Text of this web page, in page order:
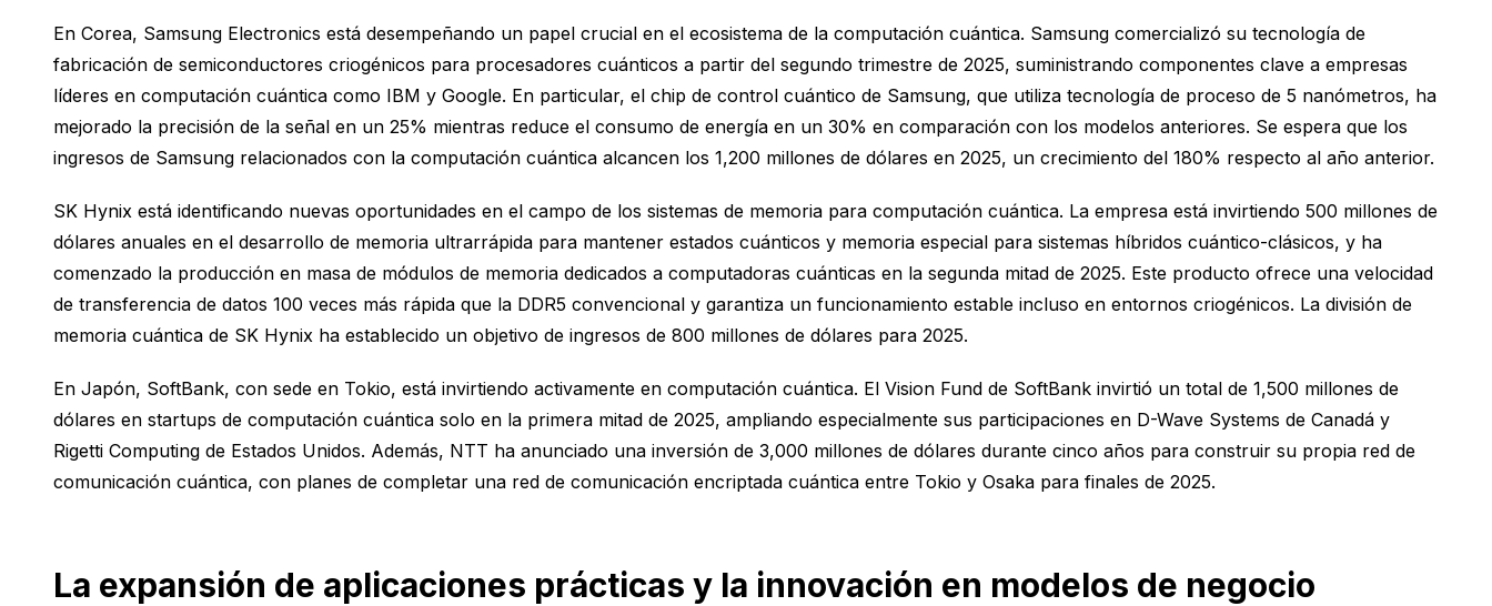
En Corea, Samsung Electronics está desempeñando un papel crucial en el ecosistema de la computación cuántica. Samsung comercializó su tecnología de
fabricación de semiconductores criogénicos para procesadores cuánticos a partir del segundo trimestre de 2025, suministrando componentes clave a empresas
líderes en computación cuántica como IBM y Google. En particular, el chip de control cuántico de Samsung, que utiliza tecnología de proceso de 5 nanómetros, ha
mejorado la precisión de la señal en un 25% mientras reduce el consumo de energía en un 30% en comparación con los modelos anteriores. Se espera que los
ingresos de Samsung relacionados con la computación cuántica alcancen los 1,200 millones de dólares en 2025, un crecimiento del 180% respecto al año anterior.
SK Hynix está identificando nuevas oportunidades en el campo de los sistemas de memoria para computación cuántica. La empresa está invirtiendo 500 millones de
dólares anuales en el desarrollo de memoria ultrarrápida para mantener estados cuánticos y memoria especial para sistemas híbridos cuántico-clásicos, y ha
comenzado la producción en masa de módulos de memoria dedicados a computadoras cuánticas en la segunda mitad de 2025. Este producto ofrece una velocidad
de transferencia de datos 100 veces más rápida que la DDR5 convencional y garantiza un funcionamiento estable incluso en entornos criogénicos. La división de
memoria cuántica de SK Hynix ha establecido un objetivo de ingresos de 800 millones de dólares para 2025.
En Japón, SoftBank, con sede en Tokio, está invirtiendo activamente en computación cuántica. El Vision Fund de SoftBank invirtió un total de 1,500 millones de
dólares en startups de computación cuántica solo en la primera mitad de 2025, ampliando especialmente sus participaciones en D-Wave Systems de Canadá y
Rigetti Computing de Estados Unidos. Además, NTT ha anunciado una inversión de 3,000 millones de dólares durante cinco años para construir su propia red de
comunicación cuántica, con planes de completar una red de comunicación encriptada cuántica entre Tokio y Osaka para finales de 2025.
La expansión de aplicaciones prácticas y la innovación en modelos de negocio